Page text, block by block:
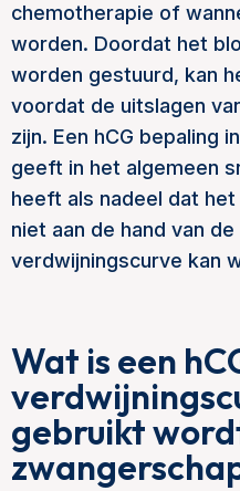
chemotherapie of
worden. Doordat het
worden gestuurd, kan
voordat de uitslagen
zijn. Een hCG bepaling
geeft in het algemeen
heeft als nadeel dat
niet aan de hand van
verdwijningscurve kan
Wat is een
gebruikt